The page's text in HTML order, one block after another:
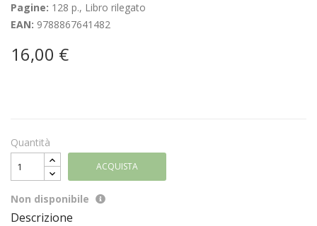
Pagine: 128 p., Libro rilegato
EAN: 9788867641482
16,00 €
Quantità
ACQUISTA
Non disponibile
Descrizione